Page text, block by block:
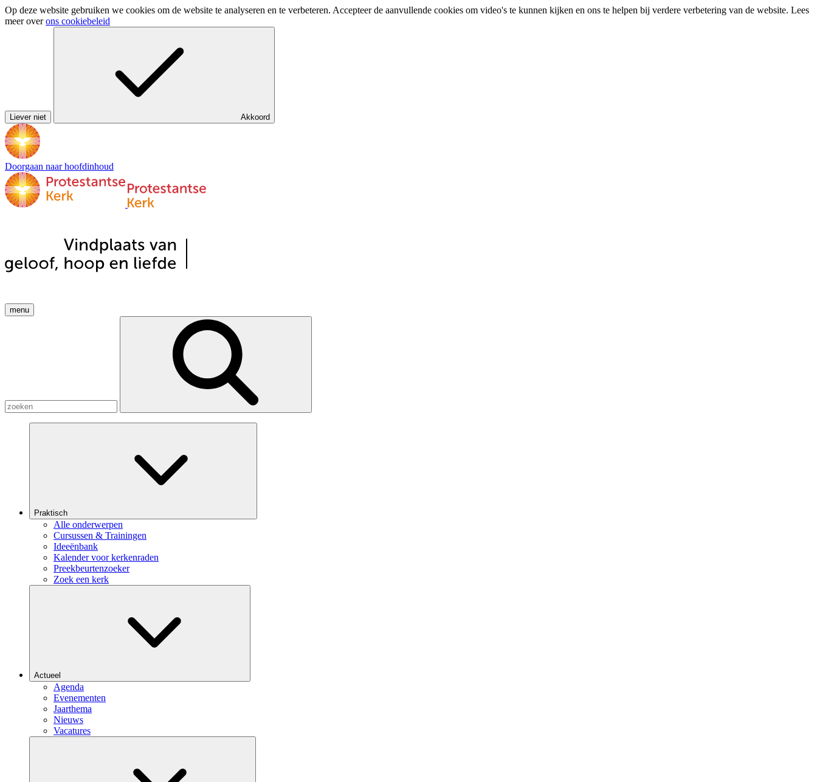
Op deze website gebruiken we cookies om de website te analyseren en te verbeteren. Accepteer de aanvullende cookies om video's te kunnen kijken en ons te helpen bij verdere verbetering van de website. Lees
meer overons cookiebeleid
Liever niet Akkoord
Doorgaan naar hoofdinhoud
menu
Praktisch
Alle onderwerpen
Cursussen & Trainingen
Ideeënbank
Kalender voor kerkenraden
Preekbeurtenzoeker
Zoek een kerk
Actueel
Agenda
Evenementen
Jaarthema
Nieuws
Vacatures